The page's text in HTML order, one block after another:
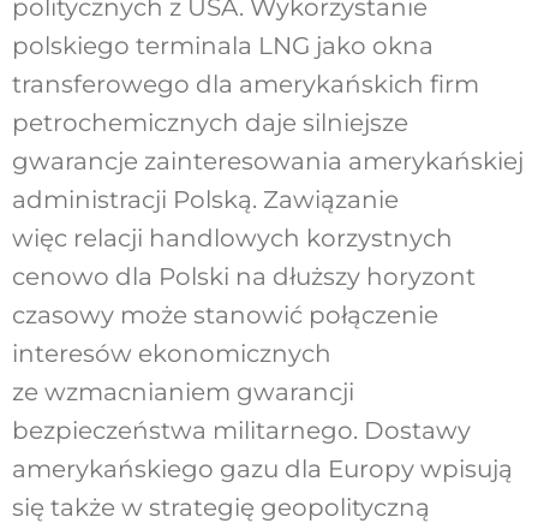
politycznych z USA. Wykorzystanie
polskiego terminala LNG jako okna
transferowego dla amerykańskich firm
petrochemicznych daje silniejsze
gwarancje zainteresowania amerykańskiej
administracji Polską. Zawiązanie
więc relacji handlowych korzystnych
cenowo dla Polski na dłuższy horyzont
czasowy może stanowić połączenie
interesów ekonomicznych
ze wzmacnianiem gwarancji
bezpieczeństwa militarnego. Dostawy
amerykańskiego gazu dla Europy wpisują
się także w strategię geopolityczną